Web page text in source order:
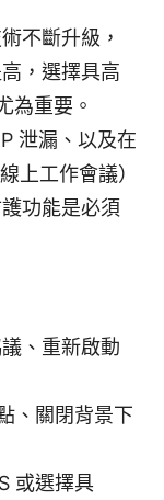
不斷升級，
，選擇具高
為重要。
泄漏、以及在
上工作會議）
功能是必須
、重新啟動
、關閉背景下
或選擇具